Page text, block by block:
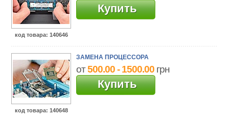
код товара: 140646
Купить
код товара: 140648
ЗАМЕНА ПРОЦЕССОРА
от500.00 - 1500.00 грн
Купить